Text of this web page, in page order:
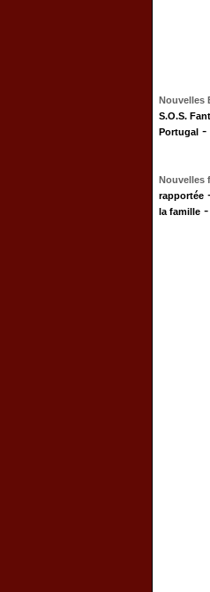
Nouvelles
S.O.S.
Portugal -
Nouvelles
rapportée
la famille -